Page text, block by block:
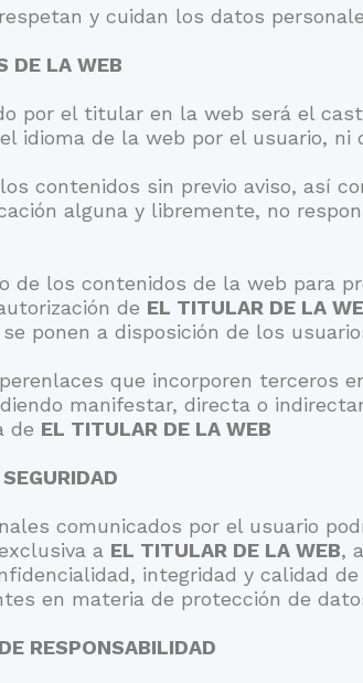
y cuidan los datos
DE LA WEB
por el titular en la web será el
idioma de la web por el usuario, ni
contenidos sin previo aviso, así
alguna y libremente, no
de los contenidos de la web para
de EL TITULAR DE LA
ponen a disposición de los
que incorporen terceros
manifestar, directa o
de EL TITULAR DE LA WEB
comunicados por el usuario
a EL TITULAR DE LA WEB,
integridad y calidad
en materia de protección de
RESPONSABILIDAD